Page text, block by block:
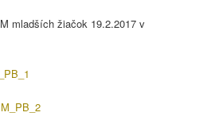
mladších žiačok 19.2.2017 v